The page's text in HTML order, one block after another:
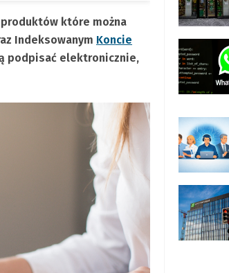
które można
Indeksowanym Koncie
podpisać elektronicznie,